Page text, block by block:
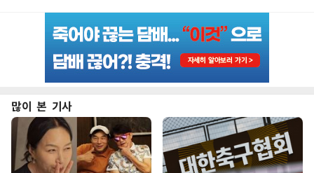
많이 본 기사